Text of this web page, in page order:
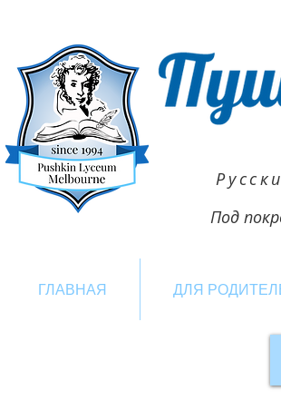
Под
ГЛАВНАЯ ДЛЯ